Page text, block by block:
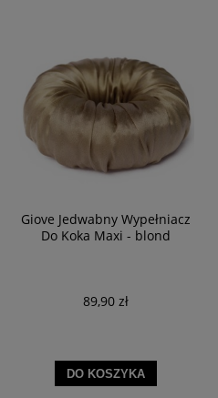
Giove Jedwabny Wypełniacz
Do Koka Maxi - blond
89,90 zł
DO KOSZYKA